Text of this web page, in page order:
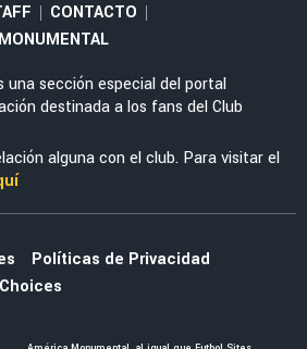
aceptó la presión de
mensaje